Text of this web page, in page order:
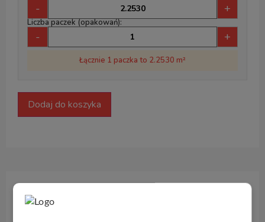
- +
Liczba paczek (opakowań):
- +
Łącznie 1 paczka to 2.2530 m²
Dodaj do koszyka